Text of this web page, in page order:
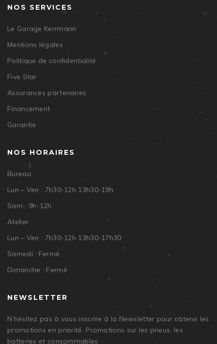
NOS SERVICES
Le Garage Kerrmann
Mentions légales
Politique de confidentialité
Five Star
Assurances partenaires
Financement
Garantie
NOS HORAIRES
Bureau
Lun – Ven : 7h30-12h 13h30-19h
Sam : 9h-12h
Atelier
Lun – Ven : 7h30-12h 13h30-17h30
Samedi : Fermé
Dimanche : Fermé
NEWSLETTER
N’hésitez pas à vous inscrire à la Newsletter pour obtenir les
promotions en priorité. Promotions sur les pneus, les
batteries et consommables